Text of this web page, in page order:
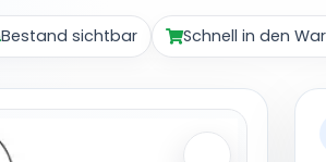
Bestand sichtbar Schnell in den